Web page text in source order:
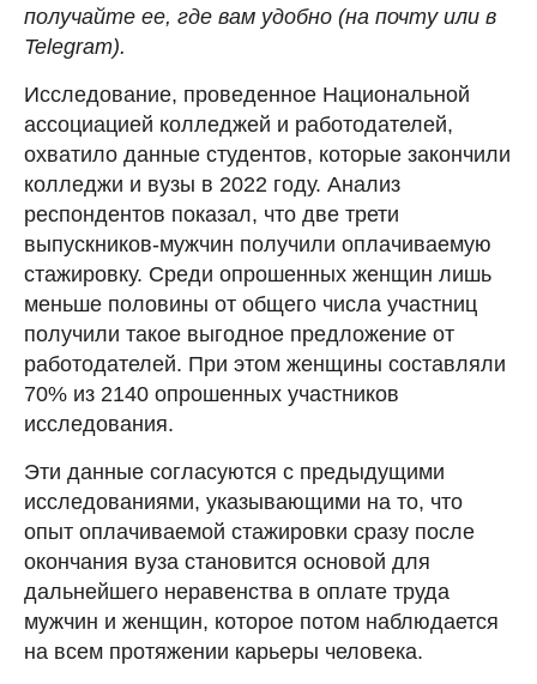
получайте ее, где вам удобно (на почту или в
Telegram).
Исследование, проведенное Национальной
ассоциацией колледжей и работодателей,
охватило данные студентов, которые закончили
колледжи и вузы в 2022 году. Анализ
респондентов показал, что две трети
выпускников-мужчин получили оплачиваемую
стажировку. Среди опрошенных женщин лишь
меньше половины от общего числа участниц
получили такое выгодное предложение от
работодателей. При этом женщины составляли
70% из 2140 опрошенных участников
исследования.
Эти данные согласуются с предыдущими
исследованиями, указывающими на то, что
опыт оплачиваемой стажировки сразу после
окончания вуза становится основой для
дальнейшего неравенства в оплате труда
мужчин и женщин, которое потом наблюдается
на всем протяжении карьеры человека.